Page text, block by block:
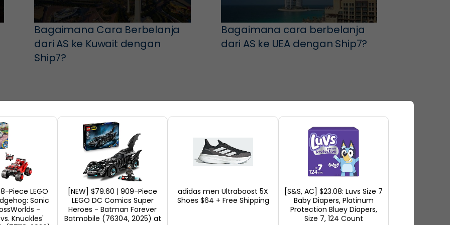
Bagaimana Cara Berbelanja
dari AS ke Kuwait dengan
Ship7?
Bagaimana cara berbelanja
dari AS ke UEA dengan Ship7?
Kami memiliki gudang baru di
TURKI
Ship7 Ekonomi Pos: Cara
Termurah untuk Pengiriman
Piece LEGO
Sonic
-
Knuckles'
[NEW] $79.60 | 909-Piece
LEGO DC Comics Super
Heroes - Batman Forever
Batmobile (76304, 2025) at
adidas men Ultraboost 5X
Shoes $64 + Free Shipping
[S&S, AC] $23.08: Luvs Size 7
Baby Diapers, Platinum
Protection Bluey Diapers,
Size 7, 124 Count